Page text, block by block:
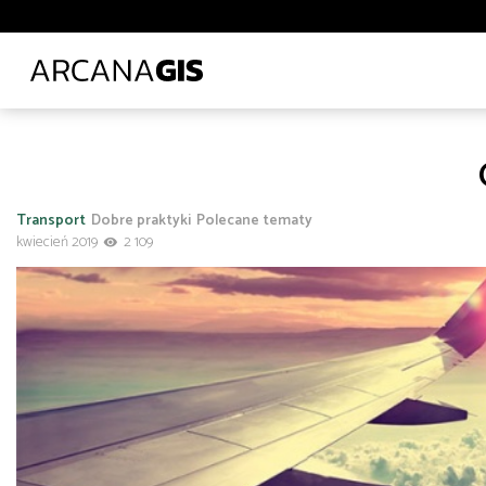
Biblioteki i muzea Ciepłownictwo Energetyka
Leśnictwo
Logistyka
Polecane tematy
od do
Infrastruktura i telekomunikacja
Dobre praktyki Polecane tematy
Transport
kwiecień 2019
2 109